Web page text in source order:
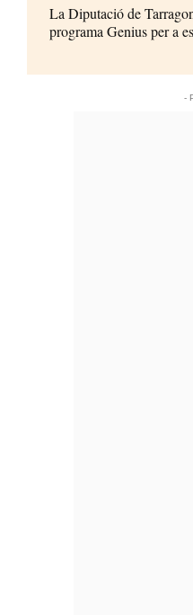
La Diputació de
programa Genius per a
-